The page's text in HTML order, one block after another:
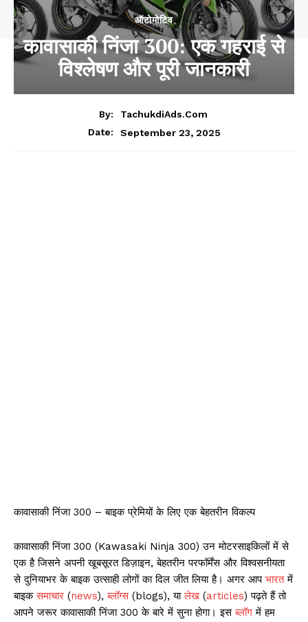
ऑटोमोटिव
कावासाकी निंजा 300: एक गहराई से
विश्लेषण और पूरी जानकारी
By:
TachukdiAds.com
Date:
September 23, 2025
कावासाकी निंजा 300 – बाइक प्रेमियों के लिए एक बेहतरीन विकल्प
कावासाकी निंजा 300 (Kawasaki Ninja 300) उन मोटरसाइकिलों में से
एक है जिसने अपनी खूबसूरत डिज़ाइन, बेहतरीन परफॉर्मेंस और विश्वसनीयता
से दुनियाभर के बाइक उत्साही लोगों का दिल जीत लिया है। अगर आप भारतमें
बाइकसमाचार (news),ब्लॉग्स(blogs), यालेख (articles) पढ़ते हैं तो
आपने जरूर कावासाकी निंजा 300 के बारे में सुना होगा। इसब्लॉग में हम